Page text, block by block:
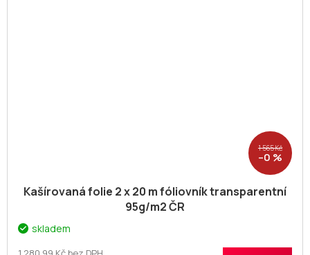
1 565 Kč
–0 %
Kašírovaná folie 2 x 20 m fóliovník transparentní
95g/m2 ČR
skladem